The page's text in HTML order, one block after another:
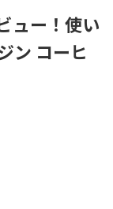
ュー！使い
ン コーヒ